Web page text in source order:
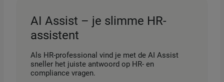
AI Assist – je slimme HR-
assistent
Als HR-professional vind je met de AI Assist
sneller het juiste antwoord op HR- en
compliance vragen.